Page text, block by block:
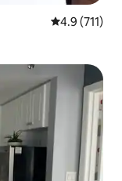
Calificación
4.9 (711)